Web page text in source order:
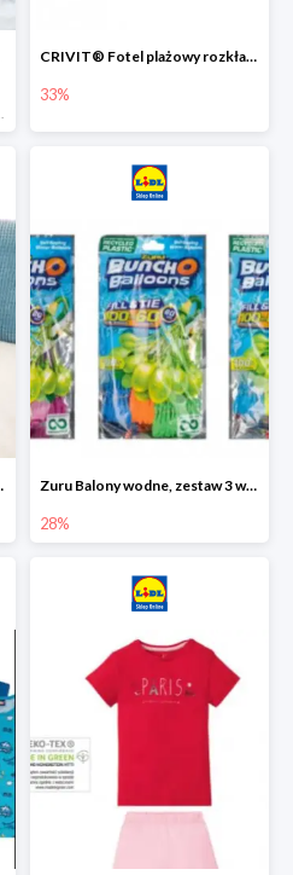
obniżką
CRIVIT® Fotel plażowy rozkładany / Brodzik dziecięcy
33%
-39% Zuru Balony wodne, zestaw 3 wiązek -28%
28%